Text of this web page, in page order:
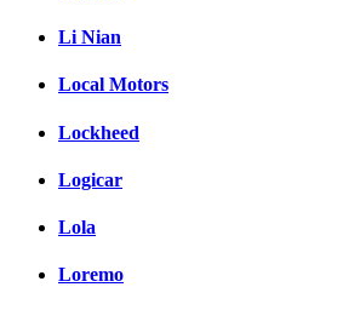
Li Nian
Local Motors
Lockheed
Logicar
Lola
Loremo